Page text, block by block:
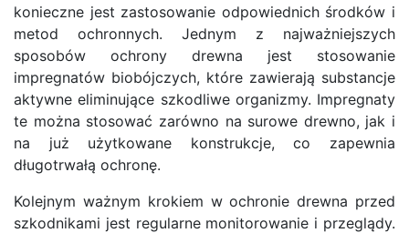
konieczne jest zastosowanie odpowiednich środków i
metod ochronnych. Jednym z najważniejszych
sposobów ochrony drewna jest stosowanie
impregnatów biobójczych, które zawierają substancje
aktywne eliminujące szkodliwe organizmy. Impregnaty
te można stosować zarówno na surowe drewno, jak i
na już użytkowane konstrukcje, co zapewnia
długotrwałą ochronę.
Kolejnym ważnym krokiem w ochronie drewna przed
szkodnikami jest regularne monitorowanie i przeglądy.